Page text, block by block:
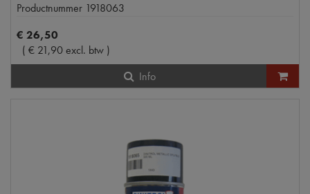
Productnummer 1918063
€ 26,50
( € 21,90excl. btw )
Info